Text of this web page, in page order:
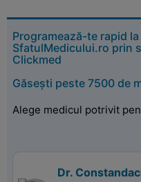
Programează-te rapid
SfatulMedicului.ro prin
Clickmed
Găsești peste 7500 de
Alege medicul potrivit
Dr.